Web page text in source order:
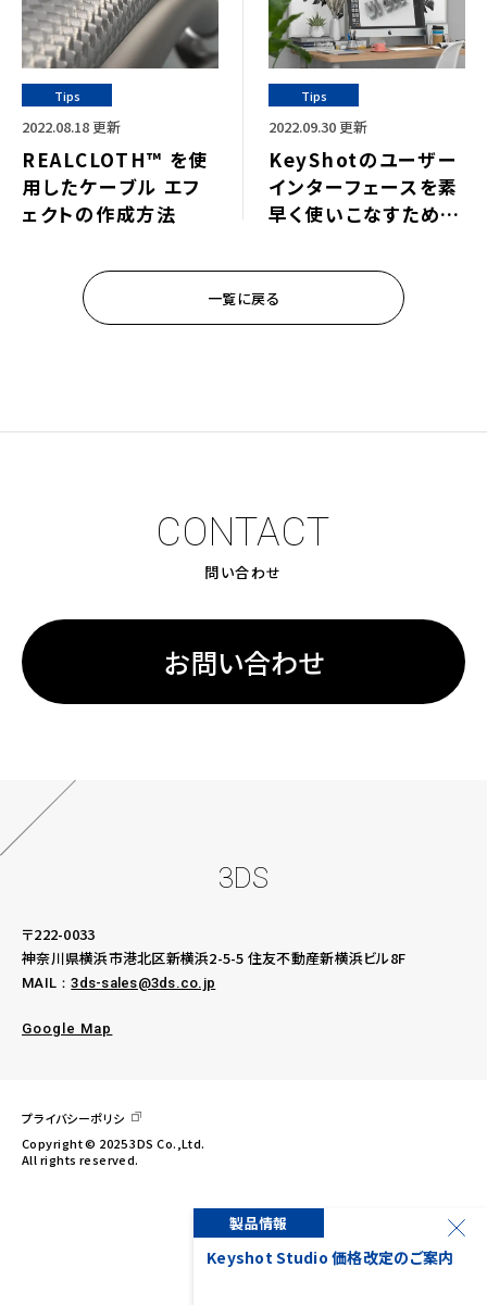
Tips
2022.08.18 更新
REALCLOTH™ を使
用したケーブル エフ
ェクトの作成方法
Tips
2022.09.30 更新
KeyShotのユーザー
インターフェースを素
早く使いこなすための
一覧に戻る
CONTACT
問い合わせ
お問い合わせ
3DS
〒222-0033
神奈川県横浜市港北区新横浜2-5-5 住友不動産新横浜ビル8F
MAIL：3ds-sales@3ds.co.jp
Google Map
プライバシーポリシ
Copyright © 2025 3DS Co.,Ltd.
All rights reserved.
製品情報
Keyshot Studio 価格改定のご案内